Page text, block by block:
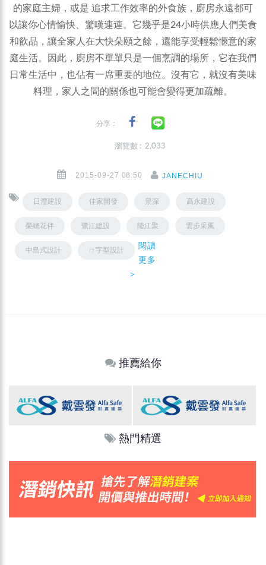
的家庭主婦，或是 追求工作效率的外食族，廚房永遠都可
以讓你心情愉快、驚嘆連連。它幾乎是24小時供應人們美食
和飲品，讓全家人在大快朵頤之餘，還能享受輕鬆愜意的家
庭生活。因此，廚房不單單只是一個烹調的場所，它在我們
日常生活中，也佔有一席重要的地位。沒有它，就沒有美味
料理，家人之間的關係也可能會變得更加疏離。
分享：
瀏覽數 : 2,033
2015-09-27 08:50 JANECHIU
日灃建設 佳家開發 景深 高永建設
榮總花伴 鷺江建設 陸江聚 雲步采風
中島式設計 ㄇ字型設計
閱讀
更多
＞
推薦給你
熱門精選